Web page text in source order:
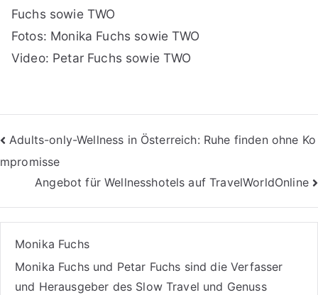
Fuchs sowie TWO
Fotos: Monika Fuchs sowie TWO
Video: Petar Fuchs sowie TWO
Beitragsnavigation
Adults-only-Wellness in Österreich: Ruhe finden ohne Ko
mpromisse
Angebot für Wellnesshotels auf TravelWorldOnline
Monika Fuchs
Monika Fuchs und Petar Fuchs sind die Verfasser
und Herausgeber des Slow Travel und Genuss